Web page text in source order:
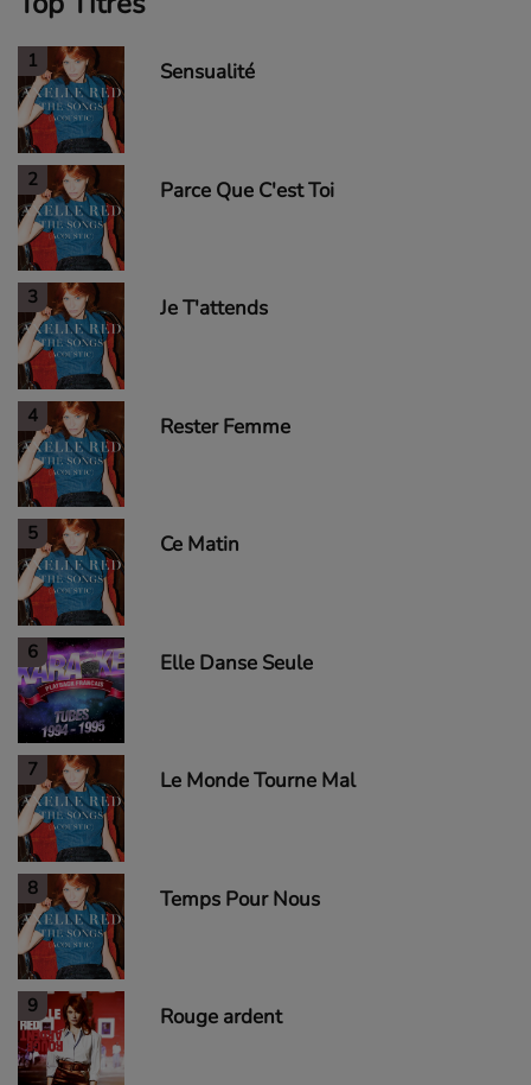
1 Sensualité
2 Parce Que C'est Toi
3 Je T'attends
4 Rester Femme
5 Ce Matin
6 Elle Danse Seule
7 Le Monde Tourne Mal
8 Temps Pour Nous
9 Rouge ardent